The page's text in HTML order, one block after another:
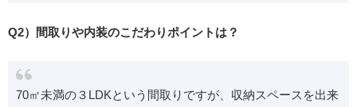
Q2）間取りや内装のこだわりポイントは？
70㎡未満の３LDKという間取りですが、収納スペースを出来